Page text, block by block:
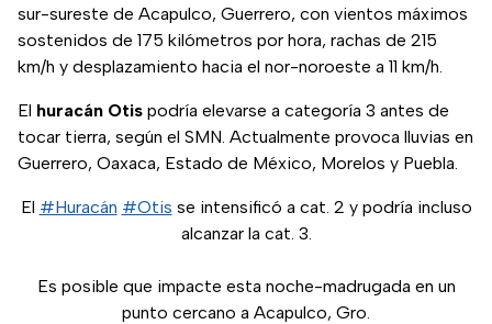
sur-sureste de Acapulco, Guerrero, con vientos máximos
sostenidos de 175 kilómetros por hora, rachas de 215
km/h y desplazamiento hacia el nor-noroeste a 11 km/h.
El huracán Otis podría elevarse a categoría 3 antes de
tocar tierra, según el SMN. Actualmente provoca lluvias en
Guerrero, Oaxaca, Estado de México, Morelos y Puebla.
El #Huracán #Otis se intensificó a cat. 2 y podría incluso
alcanzar la cat. 3.
Es posible que impacte esta noche-madrugada en un
punto cercano a Acapulco, Gro.